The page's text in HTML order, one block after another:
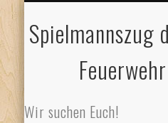
Spielmannszug
Wir suchen Euch!